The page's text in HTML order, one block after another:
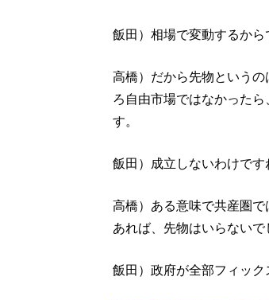
飯田）相場で変動するから
高橋）だから先物という
ろ自由市場ではなかった
す。
飯田）成立しないわけです
高橋）ある意味で共産圏
あれば、先物はいらないで
飯田）政府が全部フィック